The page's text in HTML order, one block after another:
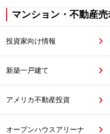
マンション・不動産
投資家向け情報
新築一戸建て
アメリカ不動産投資
オープンハウスアリーナ